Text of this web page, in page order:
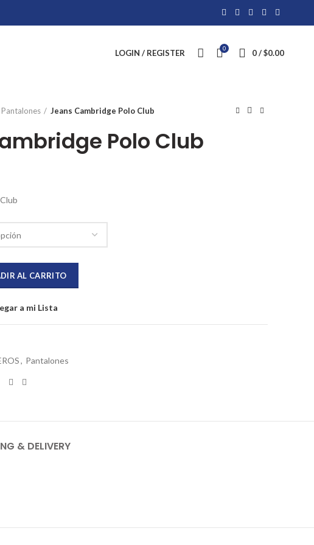
LOGIN / REGISTER 0 0/ $0.00
Pantalones Jeans Cambridge Polo Club
Polo Club
AL CARRITO
a mi Lista
, Pantalones
& DELIVERY